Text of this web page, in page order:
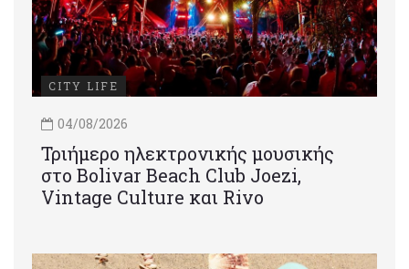
CITY LIFE
04/08/2026
Τριήμερο ηλεκτρονικής μουσικής
στο Bolivar Beach Club Joezi,
Vintage Culture και Rivo